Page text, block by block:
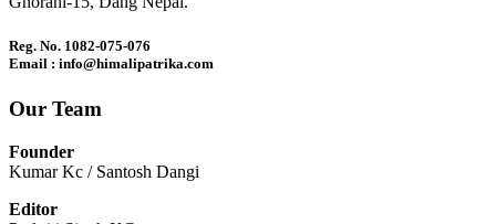
Reg. No. 1082-075-076
Email : info@himalipatrika.com
Our Team
Founder
Kumar Kc / Santosh Dangi
Editor